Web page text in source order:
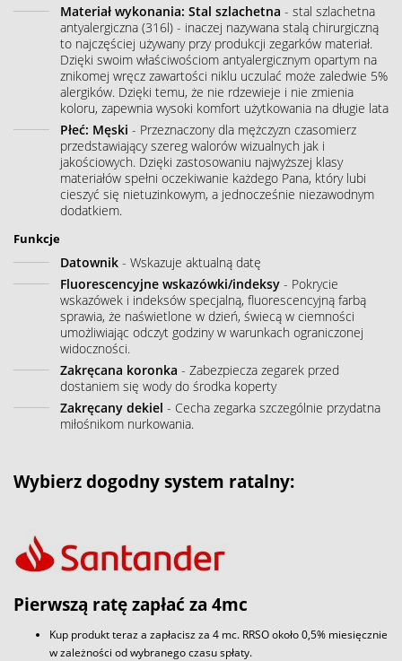
Materiał wykonania: Stal szlachetna - stal szlachetna
antyalergiczna (316l) - inaczej nazywana stalą chirurgiczną
to najczęściej używany przy produkcji zegarków materiał.
Dzięki swoim właściwościom antyalergicznym opartym na
znikomej wręcz zawartości niklu uczulać może zaledwie 5%
alergików. Dzięki temu, że nie rdzewieje i nie zmienia
koloru, zapewnia wysoki komfort użytkowania na długie lata
Płeć: Męski - Przeznaczony dla mężczyzn czasomierz
przedstawiający szereg walorów wizualnych jak i
jakościowych. Dzięki zastosowaniu najwyższej klasy
materiałów spełni oczekiwanie każdego Pana, który lubi
cieszyć się nietuzinkowym, a jednocześnie niezawodnym
dodatkiem.
Funkcje
Datownik - Wskazuje aktualną datę
Fluorescencyjne wskazówki/indeksy - Pokrycie
wskazówek i indeksów specjalną, fluorescencyjną farbą
sprawia, że naświetlone w dzień, świecą w ciemności
umożliwiając odczyt godziny w warunkach ograniczonej
widoczności.
Zakręcana koronka - Zabezpiecza zegarek przed
dostaniem się wody do środka koperty
Zakręcany dekiel - Cecha zegarka szczególnie przydatna
miłośnikom nurkowania.
Wybierz dogodny system ratalny:
Pierwszą ratę zapłać za 4mc
Kup produkt teraz a zapłacisz za 4 mc. RRSO około 0,5% miesięcznie
w zależności od wybranego czasu spłaty.